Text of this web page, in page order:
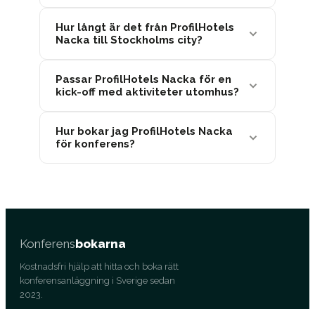
Hur långt är det från ProfilHotels
Nacka till Stockholms city?
Passar ProfilHotels Nacka för en
kick-off med aktiviteter utomhus?
Hur bokar jag ProfilHotels Nacka
för konferens?
Konferensbokarna
Kostnadsfri hjälp att hitta och boka rätt
konferensanläggning i Sverige sedan
2023.